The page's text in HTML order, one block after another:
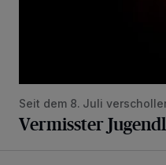
Seit dem 8. Juli
Vermisster